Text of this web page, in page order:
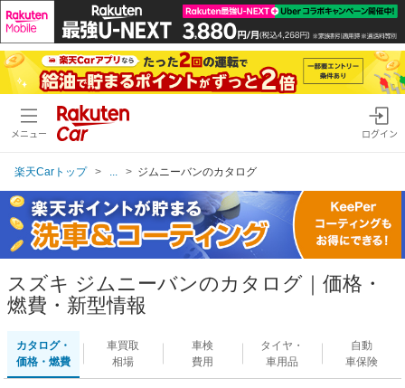
メニュー ログイン
楽天Carトップ ジムニーバンのカタログ
スズキ ジムニーバンのカタログ｜価格・
燃費・新型情報
カタログ・
価格・燃費
車買取
相場
車検
費用
タイヤ・
車用品
自動
車保険